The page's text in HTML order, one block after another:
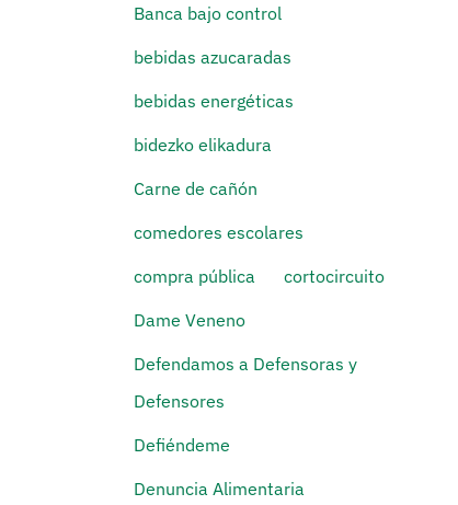
Banca bajo control
bebidas azucaradas
bebidas energéticas
bidezko elikadura
Carne de cañón
comedores escolares
compra pública
cortocircuito
Dame Veneno
Defendamos a Defensoras y
Defensores
Defiéndeme
Denuncia Alimentaria